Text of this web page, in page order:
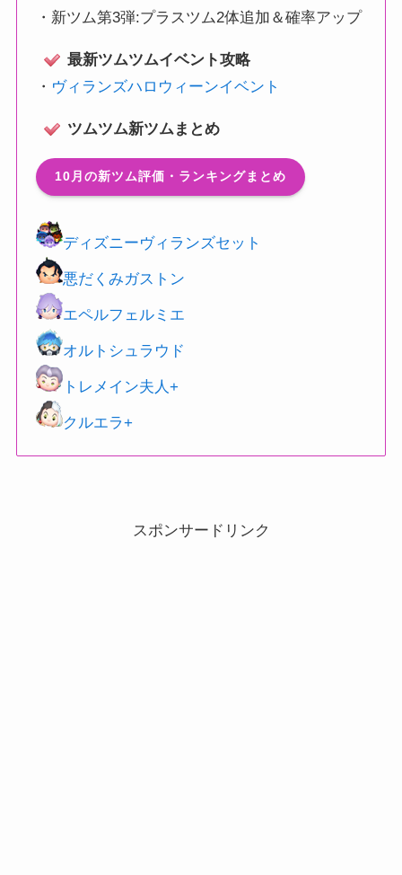
・ 新ツム第3弾:プラスツム2体追加＆確率アップ
最新ツムツムイベント攻略
・ ヴィランズハロウィーンイベント
ツムツム新ツムまとめ
10月の新ツム評価・ランキングまとめ
ディズニーヴィランズセット
悪だくみガストン
エペルフェルミエ
オルトシュラウド
トレメイン夫人+
クルエラ+
スポンサードリンク